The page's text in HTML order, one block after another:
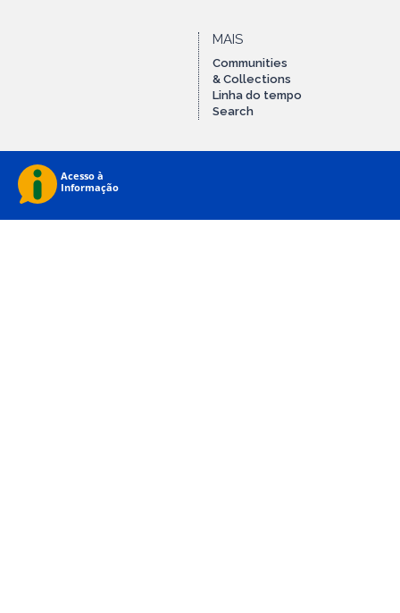
MAIS
Communities
& Collections
Linha do tempo
Search